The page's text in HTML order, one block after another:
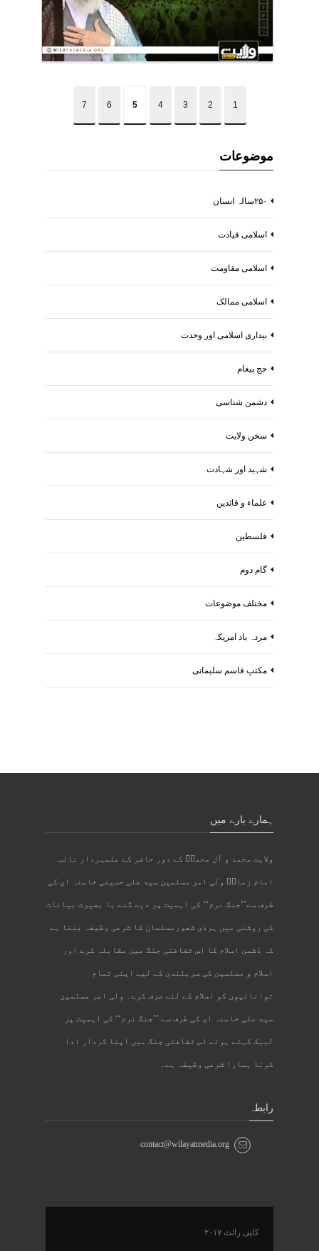
1
2
3
4
5
6
7
موضوعات
۲۵۰سالہ انسان
اسلامی قیادت
اسلامی مقاومت
اسلامی ممالک
بیداری اسلامی اور وحدت
حج پیغام
دشمن شناسی
سخن ولایت
شہید اور شہادت
علماء و قائدین
فلسطین
گام دوم
مختلف موضوعات
مردہ باد امریکہ
مکتبِ قاسم سلیمانی
ہمارے بارے میں
ولایت محمد و آل محمدؐ کے دور حاضر کے علمبردار نائب
امام زمانؑ ولی امر مسلمین سید علی حسینی خامنہ ای کی
طرف سے’’جنگ نرم‘‘ کی اہمیت پر دیے گئے با بصیرت بیانات
کی روشنی میں ہرذی شعورمسلمان کا شرعی وظیفہ بنتا ہے
کہ دُشمن اسلام کا اس ثقافتی جنگ میں مقابلہ کرے اور
اسلام و مسلمین کی سربلندی کے لیے اپنی تمام
توانائیوں کو اسلام کے لئے صرف کرے۔ ولی امر مسلمین
سید علی خامنہ ای کی طرف سے ’’جنگ نرم‘‘ کی اہمیت پر
لبیک کہتے ہوئے اس ثقافتی جنگ میں اپنا کردار ادا
کرنا ہمارا شرعی وظیفہ ہے۔
رابطہ
contact@wilayatmedia.org
کاپی رائٹ ۲۰۱۷